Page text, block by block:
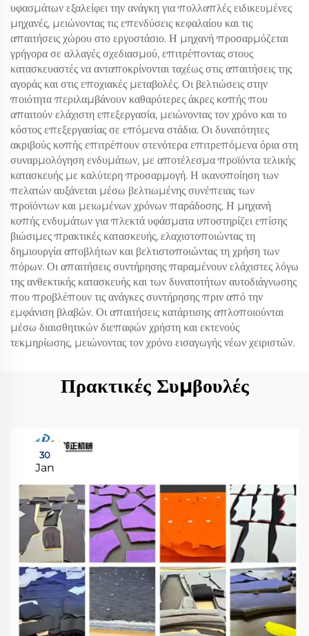
υφασμάτων εξαλείφει την ανάγκη για πολλαπλές ειδικευμένες
μηχανές, μειώνοντας τις επενδύσεις κεφαλαίου και τις
απαιτήσεις χώρου στο εργοστάσιο. Η μηχανή προσαρμόζεται
γρήγορα σε αλλαγές σχεδιασμού, επιτρέποντας στους
κατασκευαστές να ανταποκρίνονται ταχέως στις απαιτήσεις της
αγοράς και στις εποχιακές μεταβολές. Οι βελτιώσεις στην
ποιότητα περιλαμβάνουν καθαρότερες άκρες κοπής που
απαιτούν ελάχιστη επεξεργασία, μειώνοντας τον χρόνο και το
κόστος επεξεργασίας σε επόμενα στάδια. Οι δυνατότητες
ακριβούς κοπής επιτρέπουν στενότερα επιτρεπόμενα όρια στη
συναρμολόγηση ενδυμάτων, με αποτέλεσμα προϊόντα τελικής
κατασκευής με καλύτερη προσαρμογή. Η ικανοποίηση των
πελατών αυξάνεται μέσω βελτιωμένης συνέπειας των
προϊόντων και μειωμένων χρόνων παράδοσης. Η μηχανή
κοπής ενδυμάτων για πλεκτά υφάσματα υποστηρίζει επίσης
βιώσιμες πρακτικές κατασκευής, ελαχιστοποιώντας τη
δημιουργία αποβλήτων και βελτιστοποιώντας τη χρήση των
πόρων. Οι απαιτήσεις συντήρησης παραμένουν ελάχιστες λόγω
της ανθεκτικής κατασκευής και των δυνατοτήτων αυτοδιάγνωσης
που προβλέπουν τις ανάγκες συντήρησης πριν από την
εμφάνιση βλαβών. Οι απαιτήσεις κατάρτισης απλοποιούνται
μέσω διαισθητικών διεπαφών χρήστη και εκτενούς
τεκμηρίωσης, μειώνοντας τον χρόνο εισαγωγής νέων χειριστών.
Πρακτικές Συμβουλές
30
Jan